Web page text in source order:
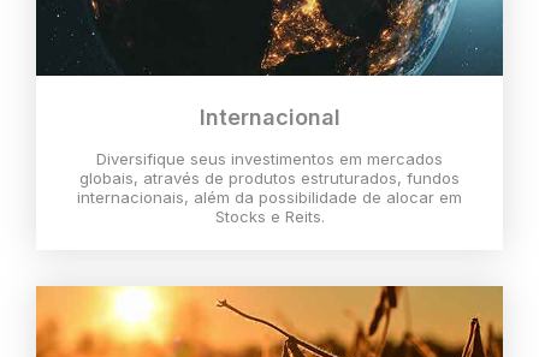
Internacional
Diversifique seus investimentos em mercados
globais, através de produtos estruturados, fundos
internacionais, além da possibilidade de alocar em
Stocks e Reits.